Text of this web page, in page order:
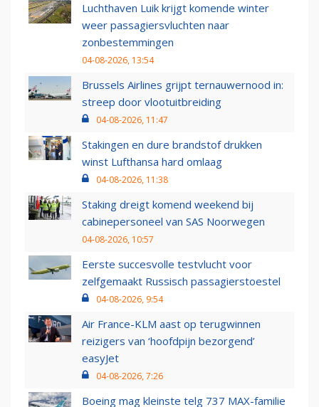
Luchthaven Luik krijgt komende winter
weer passagiersvluchten naar
zonbestemmingen
04-08-2026, 13:54
Brussels Airlines grijpt ternauwernood in:
streep door vlootuitbreiding
04-08-2026, 11:47
Stakingen en dure brandstof drukken
winst Lufthansa hard omlaag
04-08-2026, 11:38
Staking dreigt komend weekend bij
cabinepersoneel van SAS Noorwegen
04-08-2026, 10:57
Eerste succesvolle testvlucht voor
zelfgemaakt Russisch passagierstoestel
04-08-2026, 9:54
Air France-KLM aast op terugwinnen
reizigers van ‘hoofdpijn bezorgend’
easyJet
04-08-2026, 7:26
Boeing mag kleinste telg 737 MAX-familie